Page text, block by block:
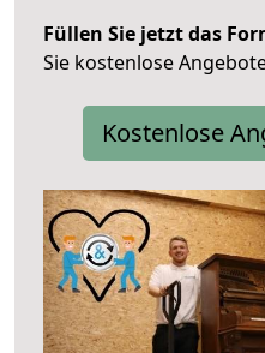
Füllen Sie jetzt das
Sie kostenlose
Kostenlose